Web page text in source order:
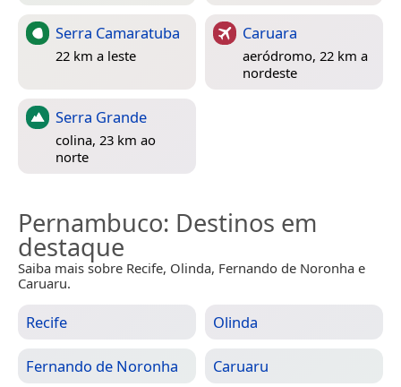
Serra Camaratuba
22 km a leste
Caruara
aeródromo, 22 km a
nordeste
Serra Grande
colina, 23 km ao
norte
Pernambuco: Destinos em
destaque
Saiba mais sobre Recife, Olinda, Fernando de Noronha e
Caruaru.
Recife Olinda
Fernando de Noronha Caruaru